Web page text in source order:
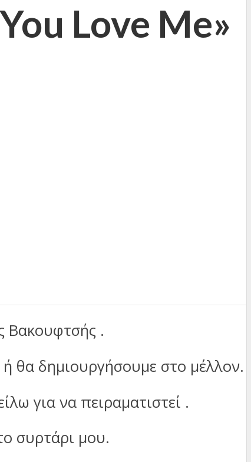
Love Me»
Βακουφτσής .
θα δημιουργήσουμε στο μέλλον.
για να πειραματιστεί .
συρτάρι μου.